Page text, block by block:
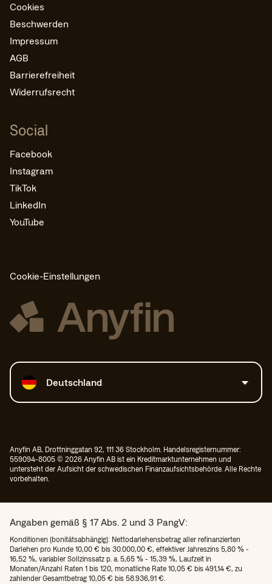
Cookies
Beschwerden
Impressum
AGB
Barrierefreiheit
Widerrufsrecht
Social
Facebook
Instagram
TikTok
LinkedIn
YouTube
Cookie-Einstellungen
Land auswählen
Deutschland
Anyfin AB, Drottninggatan 92, 111 36 Stockholm. Handelsregisternummer:
559094-8005 © 2026 Anyfin AB ist ein Kreditmarktunternehmen und
untersteht der Aufsicht der schwedischen Finanzaufsichtsbehörde. Alle Rechte
vorbehalten.
Angaben gemäß § 17 Abs. 2 und 3 PangV:
Konditionen (bonitätsabhängig): Nettodarlehensbetrag aller refinanzierten
Darlehen pro Kunde 10,00 € bis 30.000,00 €, effektiver Jahreszins 5,80 % -
16,52 %, variabler Sollzinssatz p. a. 5,65 % - 15,39 %, Laufzeit in
Monaten/Anzahl Raten 1 bis 120, monatliche Rate 10,05 € bis 491,14 €, zu
zahlender Gesamtbetrag 10,05 € bis 58.936,91 €.